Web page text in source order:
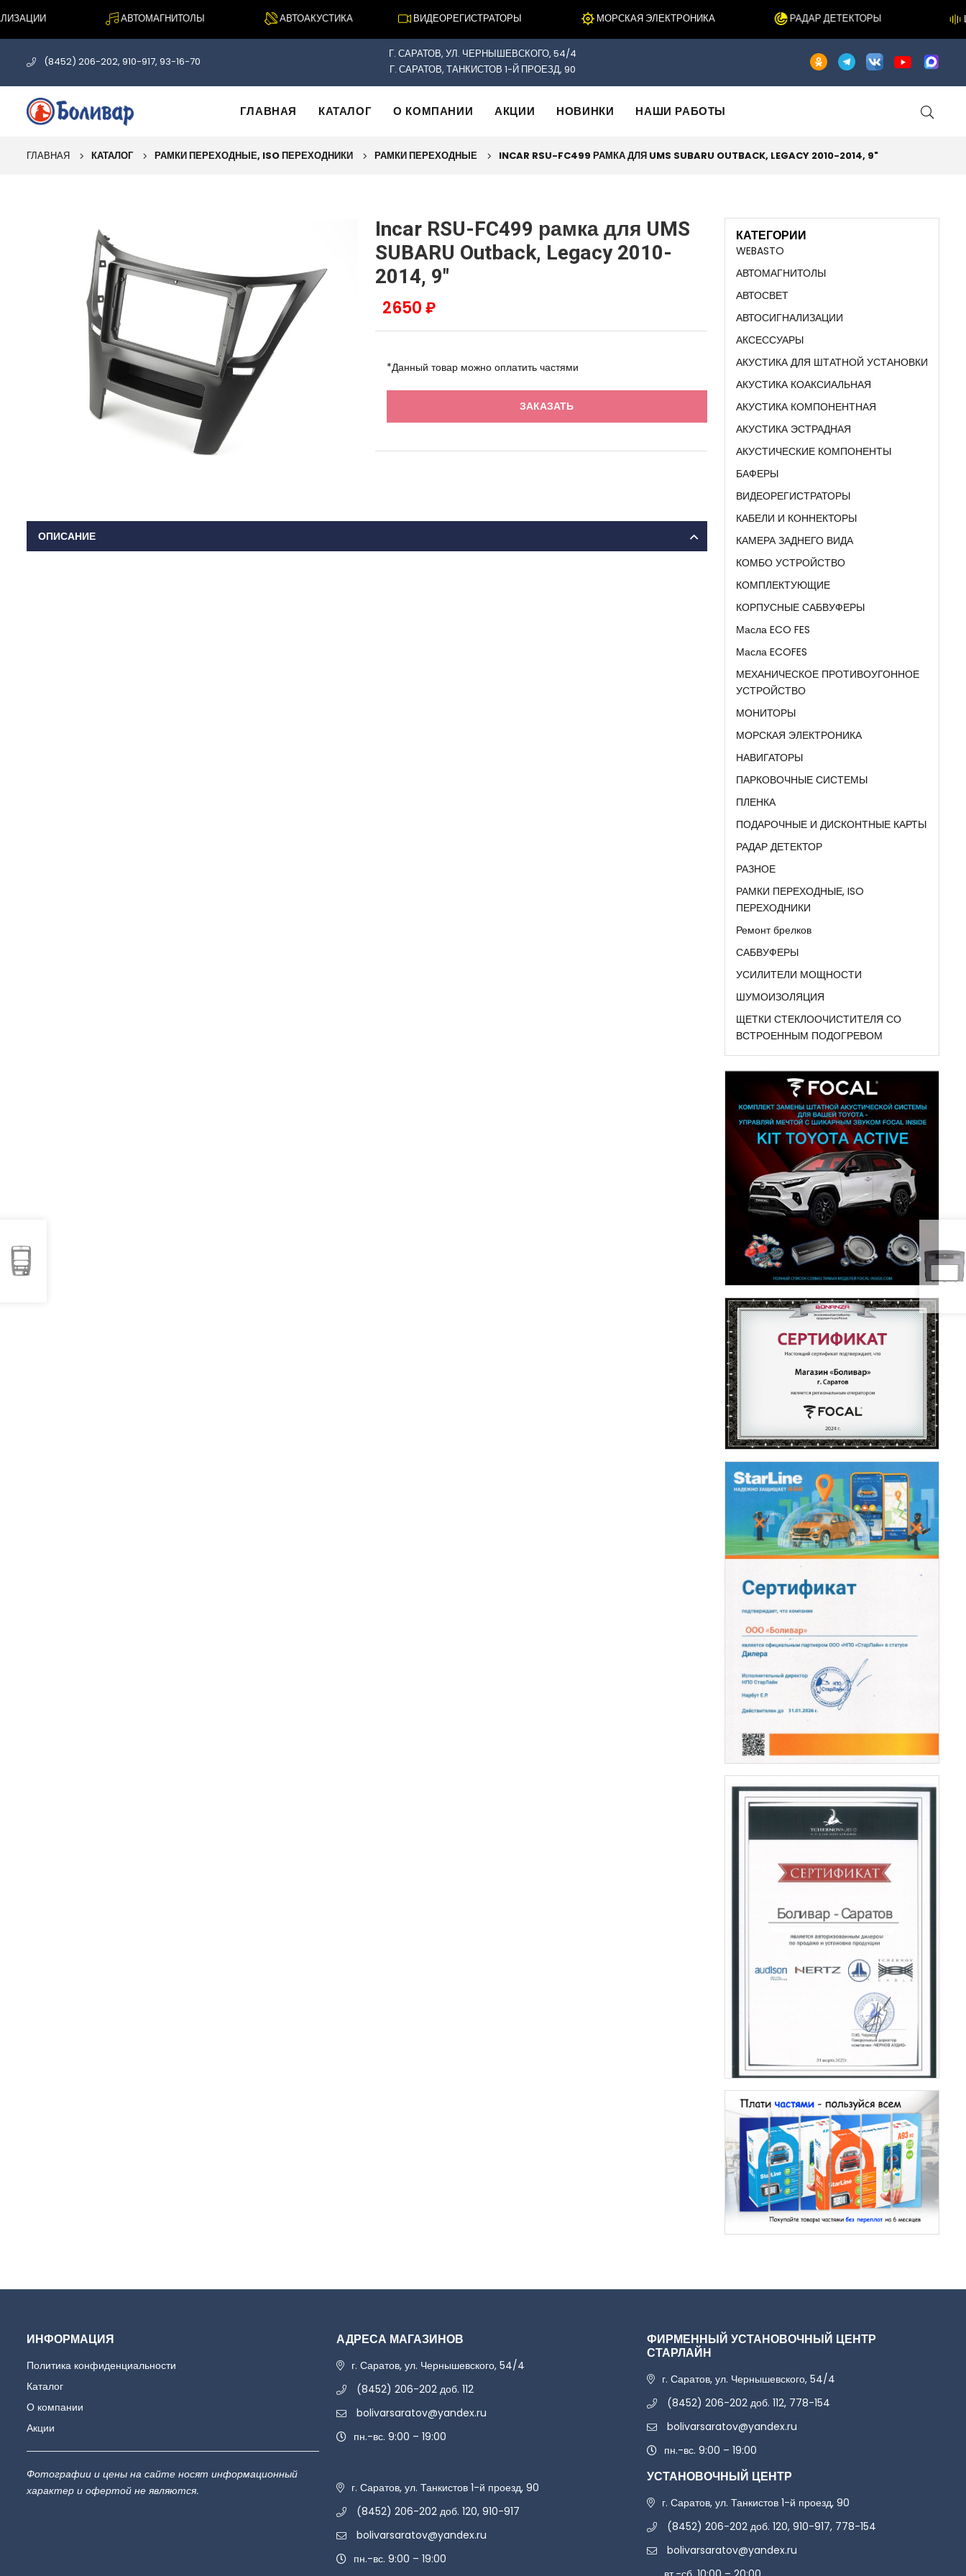
АВТОМАГНИТОЛЫ АВТОАКУСТИКА ВИДЕОРЕГИСТРАТОРЫ МОРСКАЯ ЭЛЕКТРОНИКА РАДАР ДЕТЕКТОРЫ
(8452) 206-202, 910-917, 93-16-70
Г. САРАТОВ, УЛ. ЧЕРНЫШЕВСКОГО, 54/4
Г. САРАТОВ, ТАНКИСТОВ 1-Й ПРОЕЗД, 90
ГЛАВНАЯ КАТАЛОГ О КОМПАНИИ АКЦИИ НОВИНКИ НАШИ РАБОТЫ
ГЛАВНАЯ КАТАЛОГ РАМКИ ПЕРЕХОДНЫЕ, ISO ПЕРЕХОДНИКИ РАМКИ ПЕРЕХОДНЫЕ INCAR RSU-FC499 РАМКА ДЛЯ UMS SUBARU OUTBACK, LEGACY 2010-2014, 9"
Incar RSU-FC499 рамка для UMS
SUBARU Outback, Legacy 2010-
2014, 9"
2650 ₽
*Данный товар можно оплатить частями
ЗАКАЗАТЬ
ОПИСАНИЕ
КАТЕГОРИИ
WEBASTO
АВТОМАГНИТОЛЫ
АВТОСВЕТ
АВТОСИГНАЛИЗАЦИИ
АКСЕССУАРЫ
АКУСТИКА ДЛЯ ШТАТНОЙ УСТАНОВКИ
АКУСТИКА КОАКСИАЛЬНАЯ
АКУСТИКА КОМПОНЕНТНАЯ
АКУСТИКА ЭСТРАДНАЯ
АКУСТИЧЕСКИЕ КОМПОНЕНТЫ
БАФЕРЫ
ВИДЕОРЕГИСТРАТОРЫ
КАБЕЛИ И КОННЕКТОРЫ
КАМЕРА ЗАДНЕГО ВИДА
КОМБО УСТРОЙСТВО
КОМПЛЕКТУЮЩИЕ
КОРПУСНЫЕ САБВУФЕРЫ
Масла ECO FES
Масла ECOFES
МЕХАНИЧЕСКОЕ ПРОТИВОУГОННОЕ
УСТРОЙСТВО
МОНИТОРЫ
МОРСКАЯ ЭЛЕКТРОНИКА
НАВИГАТОРЫ
ПАРКОВОЧНЫЕ СИСТЕМЫ
ПЛЕНКА
ПОДАРОЧНЫЕ И ДИСКОНТНЫЕ КАРТЫ
РАДАР ДЕТЕКТОР
РАЗНОЕ
РАМКИ ПЕРЕХОДНЫЕ, ISO
ПЕРЕХОДНИКИ
Ремонт брелков
САБВУФЕРЫ
УСИЛИТЕЛИ МОЩНОСТИ
ШУМОИЗОЛЯЦИЯ
ЩЕТКИ СТЕКЛООЧИСТИТЕЛЯ СО
ВСТРОЕННЫМ ПОДОГРЕВОМ
ИНФОРМАЦИЯ
Политика конфиденциальности
Каталог
О компании
Акции
Фотографии и цены на сайте носят информационный
характер и офертой не являются.
АДРЕСА МАГАЗИНОВ
г. Саратов, ул. Чернышевского, 54/4
(8452) 206-202 доб. 112
bolivarsaratov@yandex.ru
пн.-вс. 9:00 – 19:00
г. Саратов, ул. Танкистов 1-й проезд, 90
(8452) 206-202 доб. 120, 910-917
bolivarsaratov@yandex.ru
пн.-вс. 9:00 – 19:00
ФИРМЕННЫЙ УСТАНОВОЧНЫЙ ЦЕНТР
СТАРЛАЙН
г. Саратов, ул. Чернышевского, 54/4
(8452) 206-202 доб. 112, 778-154
bolivarsaratov@yandex.ru
пн.-вс. 9:00 – 19:00
УСТАНОВОЧНЫЙ ЦЕНТР
г. Саратов, ул. Танкистов 1-й проезд, 90
(8452) 206-202 доб. 120, 910-917, 778-154
bolivarsaratov@yandex.ru